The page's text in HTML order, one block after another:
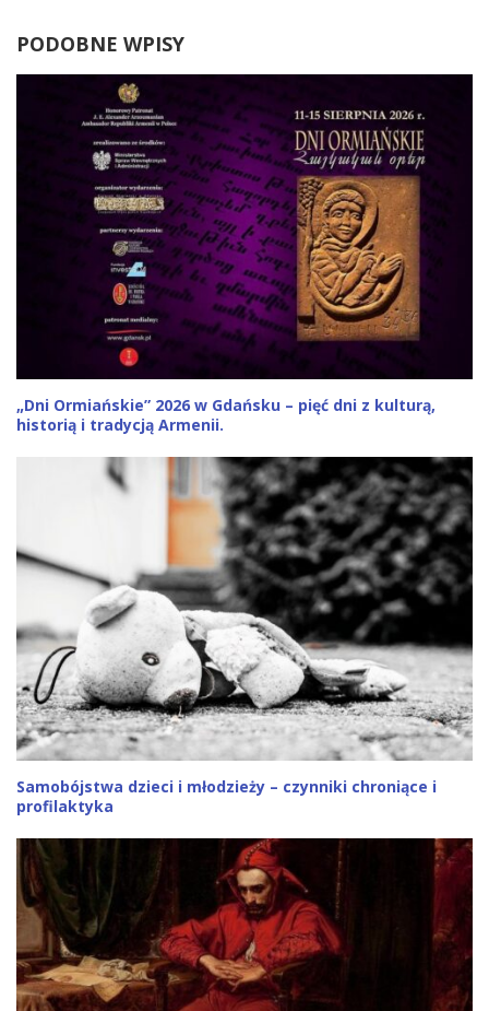
PODOBNE WPISY
„Dni Ormiańskie” 2026 w Gdańsku – pięć dni z kulturą,
historią i tradycją Armenii.
Samobójstwa dzieci i młodzieży – czynniki chroniące i
profilaktyka